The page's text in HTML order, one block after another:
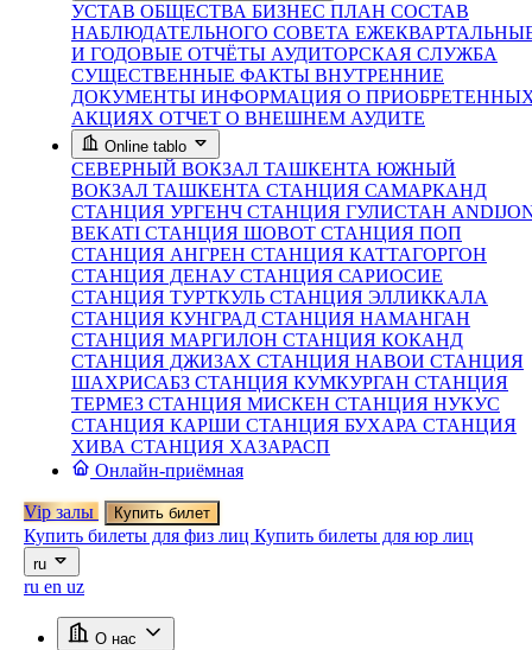
УСТАВ ОБЩЕСТВА БИЗНЕС ПЛАН СОСТАВ
НАБЛЮДАТЕЛЬНОГО СОВЕТА
И ГОДОВЫЕ ОТЧЁТЫ АУДИТОРСКАЯ СЛУЖБА
СУЩЕСТВЕННЫЕ ФАКТЫ ВНУТРЕННИЕ
ДОКУМЕНТЫ ИНФОРМАЦИЯ О
АКЦИЯХ ОТЧЕТ О ВНЕШНЕМ АУДИТЕ
Online tablo
СЕВЕРНЫЙ ВОКЗАЛ ТАШКЕНТА ЮЖНЫЙ
ВОКЗАЛ ТАШКЕНТА СТАНЦИЯ САМАРКАНД
СТАНЦИЯ УРГЕНЧ СТАНЦИЯ ГУЛИСТАН
BEKATI СТАНЦИЯ ШОВОТ СТАНЦИЯ ПОП
СТАНЦИЯ АНГРЕН СТАНЦИЯ КАТТАГОРГОН
СТАНЦИЯ ДЕНАУСТАНЦИЯ САРИОСИЕ
СТАНЦИЯ ТУРТКУЛЬ СТАНЦИЯ ЭЛЛИККАЛА
СТАНЦИЯ КУНГРАД СТАНЦИЯ НАМАНГАН
СТАНЦИЯ МАРГИЛОН СТАНЦИЯ КОКАНД
СТАНЦИЯ ДЖИЗАХ СТАНЦИЯ НАВОИ СТАНЦИЯ
ШАХРИСАБЗ СТАНЦИЯ КУМКУРГАН СТАНЦИЯ
ТЕРМЕЗ СТАНЦИЯ МИСКЕН СТАНЦИЯ НУКУС
СТАНЦИЯ КАРШИ СТАНЦИЯ БУХАРА СТАНЦИЯ
ХИВА СТАНЦИЯ ХАЗАРАСП
Онлайн-приёмная
Vip залы Купить билет
Купить билеты для физ лиц Купить билеты для юр лиц
ru
ru en uz
О нас